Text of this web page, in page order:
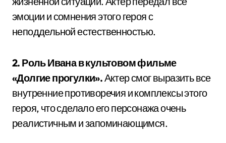
эмоции и сомнения этого героя с
неподдельной естественностью.
2. Роль Ивана в культовом фильме
«Долгие прогулки».Актер смог выразить все
внутренние противоречия и комплексы этого
героя, что сделало его персонажа очень
реалистичным и запоминающимся.